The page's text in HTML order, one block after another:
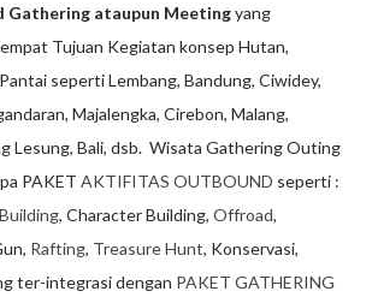
Gathering ataupun Meetingyang
Tujuan Kegiatan konsep Hutan,
seperti Lembang, Bandung, Ciwidey,
Majalengka, Cirebon, Malang,
Lesung, Bali, dsb. Wisata Gathering Outing
PAKET AKTIFITAS OUTBOUND seperti :
, Character Building, Offroad,
Rafting, Treasure Hunt, Konservasi,
ter-integrasi dengan PAKET GATHERING